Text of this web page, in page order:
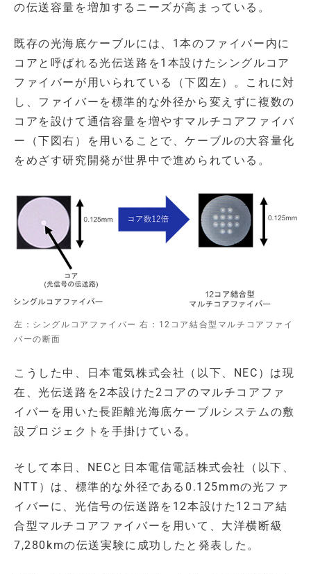
の伝送容量を増加するニーズが高まっている。
既存の光海底ケーブルには、1本のファイバー内に
コアと呼ばれる光伝送路を1本設けたシングルコア
ファイバーが用いられている（下図左）。これに対
し、ファイバーを標準的な外径から変えずに複数の
コアを設けて通信容量を増やすマルチコアファイバ
ー（下図右）を用いることで、ケーブルの大容量化
をめざす研究開発が世界中で進められている。
左：シングルコアファイバー 右：12コア結合型マルチコアファイ
バーの断面
こうした中、日本電気株式会社（以下、NEC）は現
在、光伝送路を2本設けた2コアのマルチコアファ
イバーを用いた長距離光海底ケーブルシステムの敷
設プロジェクトを手掛けている。
そして本日、NECと日本電信電話株式会社（以下、
NTT）は、標準的な外径である0.125mmの光ファ
イバーに、光信号の伝送路を12本設けた12コア結
合型マルチコアファイバーを用いて、大洋横断級
7,280kmの伝送実験に成功したと発表した。